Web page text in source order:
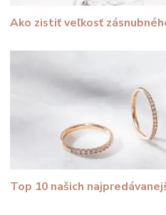
Ako zistiť veľkosť
Top 10 našich